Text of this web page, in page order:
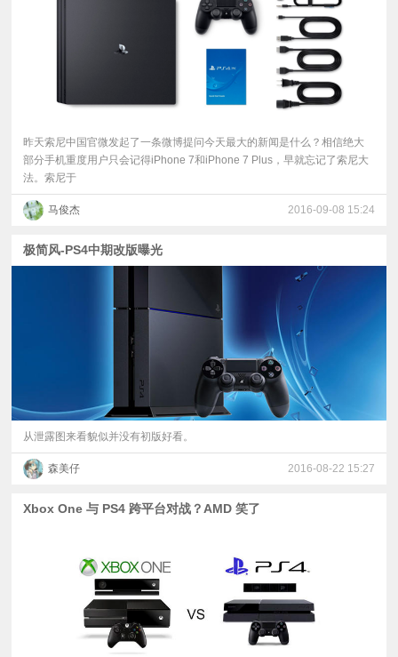
昨天索尼中国官微发起了一条微博提问今天最大的新闻是什么？相信绝大
部分手机重度用户只会记得iPhone 7和iPhone 7 Plus，早就忘记了索尼大
法。索尼于
马俊杰 2016-09-08 15:24
极简风-PS4中期改版曝光
从泄露图来看貌似并没有初版好看。
森美仔 2016-08-22 15:27
Xbox One 与 PS4 跨平台对战？AMD 笑了